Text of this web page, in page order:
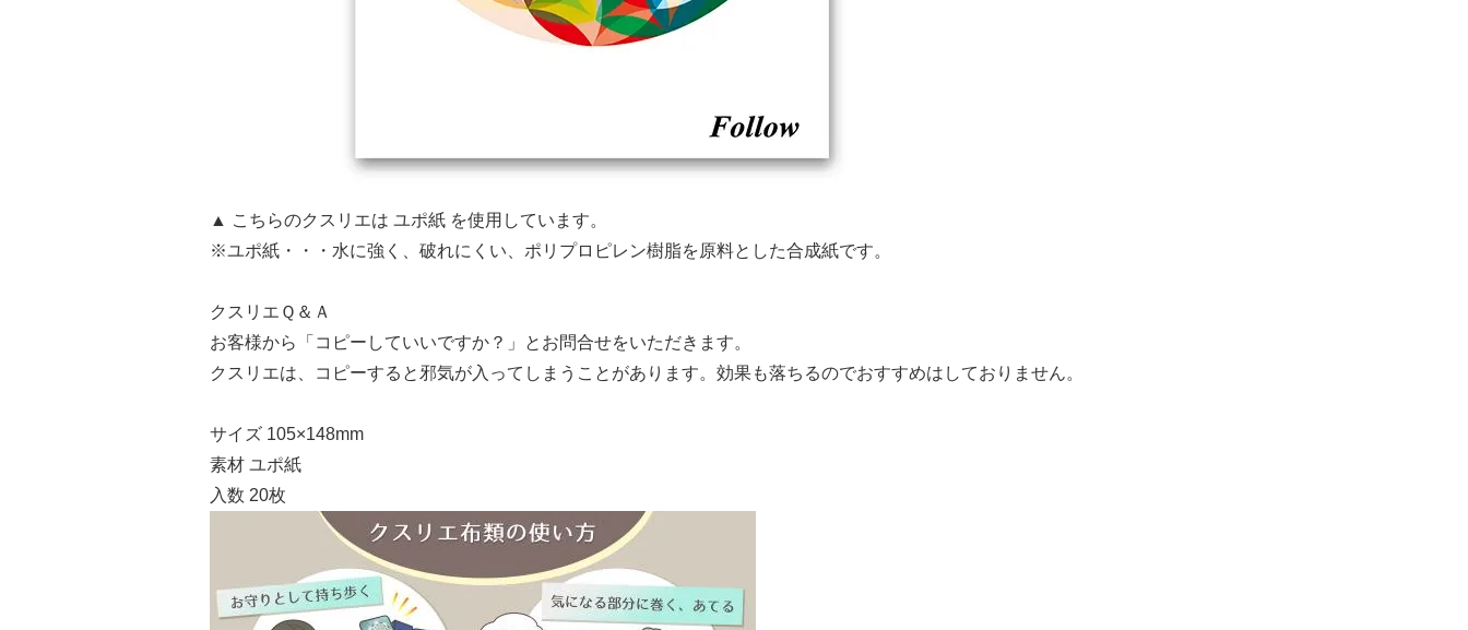
▲ こちらのクスリエは ユポ紙 を使用しています。
※ユポ紙・・・水に強く、破れにくい、ポリプロピレン樹脂を原料とした合成紙です。
クスリエＱ＆Ａ
お客様から「コピーしていいですか？」とお問合せをいただきます。
クスリエは、コピーすると邪気が入ってしまうことがあります。効果も落ちるのでおすすめはしておりません。
サイズ 105×148mm
素材 ユポ紙
入数 20枚